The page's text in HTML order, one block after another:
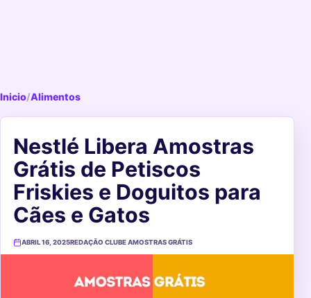
Inicio/Alimentos
Nestlé Libera Amostras
Grátis de Petiscos
Friskies e Doguitos para
Cães e Gatos
ABRIL 16, 2025REDAÇÃO CLUBE AMOSTRAS GRÁTIS